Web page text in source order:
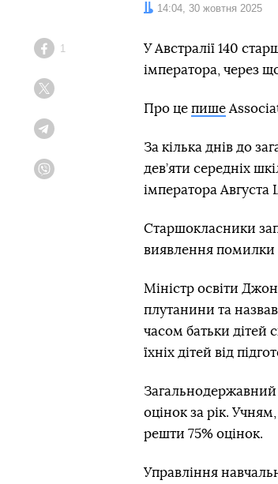
Дата:
14:04, 30 жовтня 2025
Facebook
1
У Австралії 140
імператора, через
Про це пише
За кілька днів до
дев’яти середніх
імператора Августа
Старшокласники
виявлення помилки
Міністр освіти
плутанини та
часом батьки дітей
їхніх дітей від
Загальнодержавний
оцінок за рік.
решти 75% оцінок.
Управління